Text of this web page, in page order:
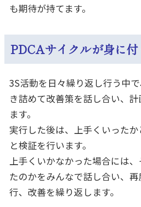
も期待が持てます。
PDCAサイクルが身に付
3S活動を日々繰り返し行う中
き詰めて改善策を話し合い、
ます。
実行した後は、上手くいった
と検証を行います。
上手くいかなかった場合には
たのかをみんなで話し合い、
行、改善を繰り返します。